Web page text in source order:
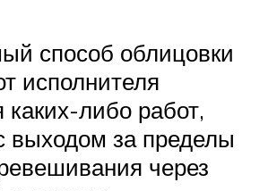
способ облицовки
исполнителя
либо работ,
выходом за пределы
через